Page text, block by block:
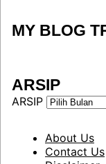
MY BLOG
ARSIP
ARSIP
About Us
Contact Us